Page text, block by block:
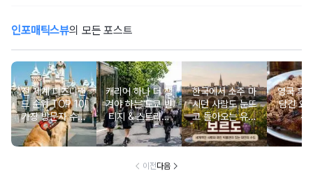
인포매틱스뷰의 모든 포스트
전 세계 디즈니랜
드 순위 TOP 10!
가장 방문자 수가
많은 성지는 어디
일까?
캐리어 하나 더 챙
겨야 하는 도쿄 빈
티지 & 스트리트
쇼핑 스폿
한국에서 소주 마
시던 사람도 눈뜨
고 돌아오는 유럽
와인 도시 탐방
영국 흑
담긴 요
추
이전다음